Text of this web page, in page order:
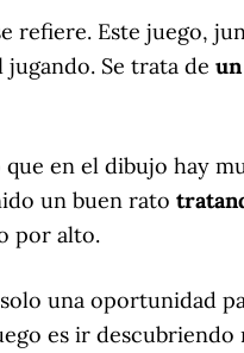
refiere. Este juego,
Se trata de
en el dibujo hay
un buen rato
por alto.
una oportunidad
es ir